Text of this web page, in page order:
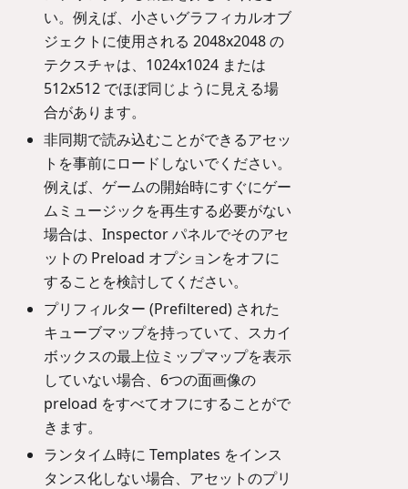
い。例えば、小さいグラフィカルオブ
ジェクトに使用される 2048x2048 の
テクスチャは、1024x1024 または
512x512 でほぼ同じように見える場
合があります。
非同期で読み込むことができるアセッ
トを事前にロードしないでください。
例えば、ゲームの開始時にすぐにゲー
ムミュージックを再生する必要がない
場合は、Inspector パネルでそのアセ
ットの Preload オプションをオフに
することを検討してください。
プリフィルター (Prefiltered) された
キューブマップを持っていて、スカイ
ボックスの最上位ミップマップを表示
していない場合、6つの面画像の
preload をすべてオフにすることがで
きます。
ランタイム時に Templates をインス
タンス化しない場合、アセットのプリ